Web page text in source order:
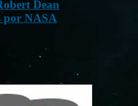
Dean
por NASA